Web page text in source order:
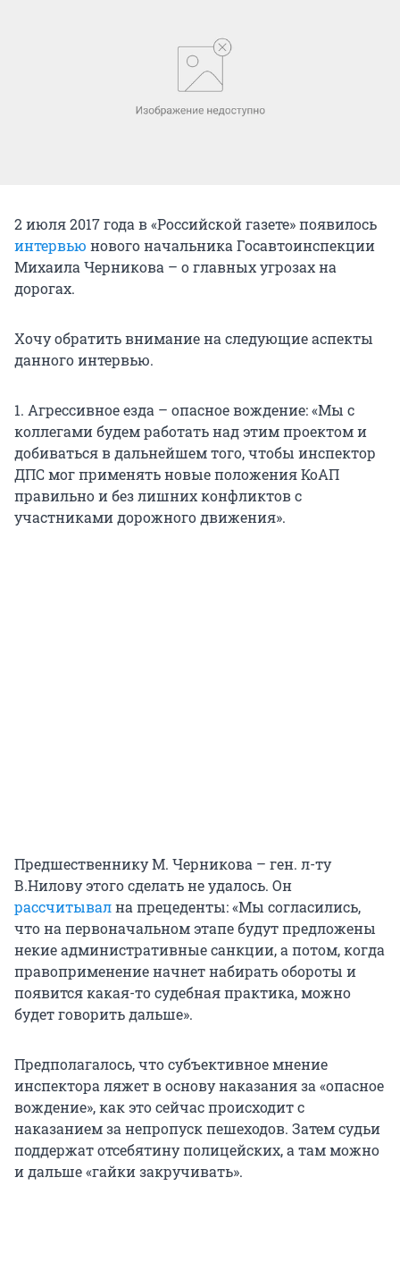
2 июля 2017 года в «Российской газете» появилось
интервью нового начальника Госавтоинспекции
Михаила Черникова – о главных угрозах на
дорогах.
Хочу обратить внимание на следующие аспекты
данного интервью.
1. Агрессивное езда – опасное вождение: «Мы с
коллегами будем работать над этим проектом и
добиваться в дальнейшем того, чтобы инспектор
ДПС мог применять новые положения КоАП
правильно и без лишних конфликтов с
участниками дорожного движения».
Предшественнику М. Черникова – ген. л-ту
В.Нилову этого сделать не удалось. Он
рассчитывална прецеденты: «Мы согласились,
что на первоначальном этапе будут предложены
некие административные санкции, а потом, когда
правоприменение начнет набирать обороты и
появится какая-то судебная практика, можно
будет говорить дальше».
Предполагалось, что субъективное мнение
инспектора ляжет в основу наказания за «опасное
вождение», как это сейчас происходит с
наказанием за непропуск пешеходов. Затем судьи
поддержат отсебятину полицейских, а там можно
и дальше «гайки закручивать».